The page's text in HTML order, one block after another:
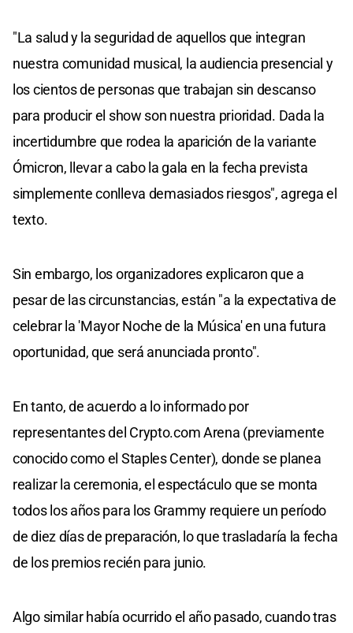
"La salud y la seguridad de aquellos que integran
nuestra comunidad musical, la audiencia presencial y
los cientos de personas que trabajan sin descanso
para producir el show son nuestra prioridad. Dada la
incertidumbre que rodea la aparición de la variante
Ómicron, llevar a cabo la gala en la fecha prevista
simplemente conlleva demasiados riesgos", agrega el
texto.
Sin embargo, los organizadores explicaron que a
pesar de las circunstancias, están "a la expectativa de
celebrar la 'Mayor Noche de la Música' en una futura
oportunidad, que será anunciada pronto".
En tanto, de acuerdo a lo informado por
representantes del Crypto.com Arena (previamente
conocido como el Staples Center), donde se planea
realizar la ceremonia, el espectáculo que se monta
todos los años para los Grammy requiere un período
de diez días de preparación, lo que trasladaría la fecha
de los premios recién para junio.
Algo similar había ocurrido el año pasado, cuando tras